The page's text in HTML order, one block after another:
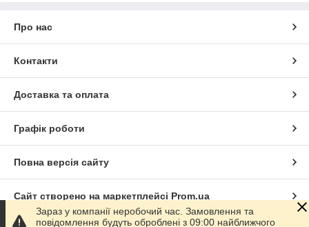
Про нас
Контакти
Доставка та оплата
Графік роботи
Повна версія сайту
Сайт створено на маркетплейсі Prom.ua
Зараз у компанії неробочий час. Замовлення та
повідомлення будуть оброблені з 09:00 найближчого